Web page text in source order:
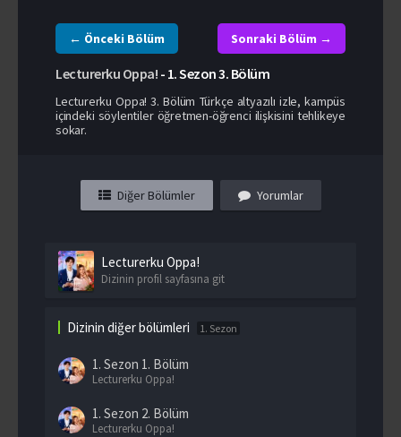
← Önceki Bölüm Sonraki Bölüm →
Lecturerku Oppa! - 1. Sezon3. Bölüm
Lecturerku Oppa! 3. Bölüm Türkçe altyazılı izle, kampüs
içindeki söylentiler öğretmen-öğrenci ilişkisini tehlikeye
sokar.
Diğer Bölümler Yorumlar
Lecturerku Oppa!
Dizinin profil sayfasına git
Dizinin diğer bölümleri 1. Sezon
1. Sezon 1. Bölüm
Lecturerku Oppa!
1. Sezon 2. Bölüm
Lecturerku Oppa!